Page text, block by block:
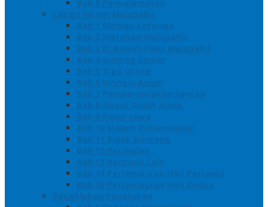
Bab 9 Penyelamatan
Langit Hitam Majapahit
Bab 1 Menuju Kotaraja
Bab 2 Matahari Majapahit
Bab 3 Di Bawah Panji Majapahit
Bab 4 Gunung Semar
Bab 5 Tiga Orang
Bab 6 Wringin Anom
Bab 7 Pemberontakan Senyap
Bab 8 Siasat Gajah Mada
Bab 9 Rawa-rawa
Bab 10 Malam Penumpasan
Bab 11 Bulak Banteng
Bab 12 Persiapan
Bab 13 Rencana Lain
Bab 14 Pertempuran Hari Pertama
Bab 15 Pertempuran Hari Kedua
Penaklukan Panarukan